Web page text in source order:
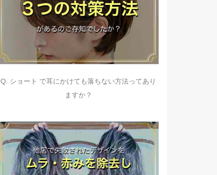
Q. ショート で耳にかけても落ちない方法ってあり
ますか？